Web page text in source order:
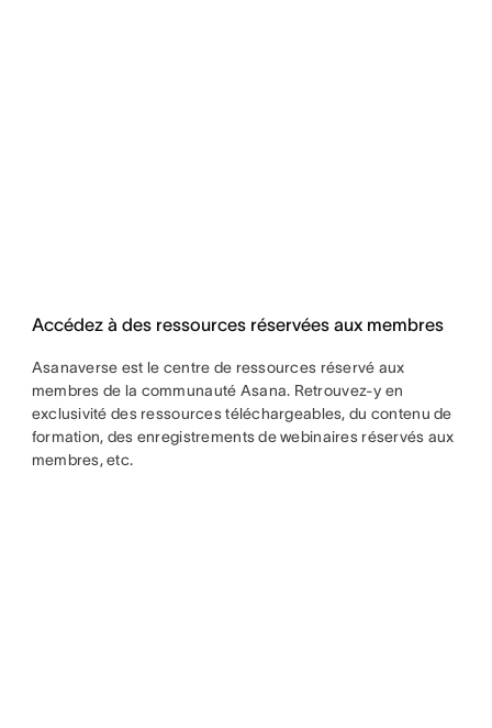
Accédez à des ressources réservées aux membres
Asanaverse est le centre de ressources réservé aux
membres de la communauté Asana. Retrouvez-y en
exclusivité des ressources téléchargeables, du contenu de
formation, des enregistrements de webinaires réservés aux
membres, etc.